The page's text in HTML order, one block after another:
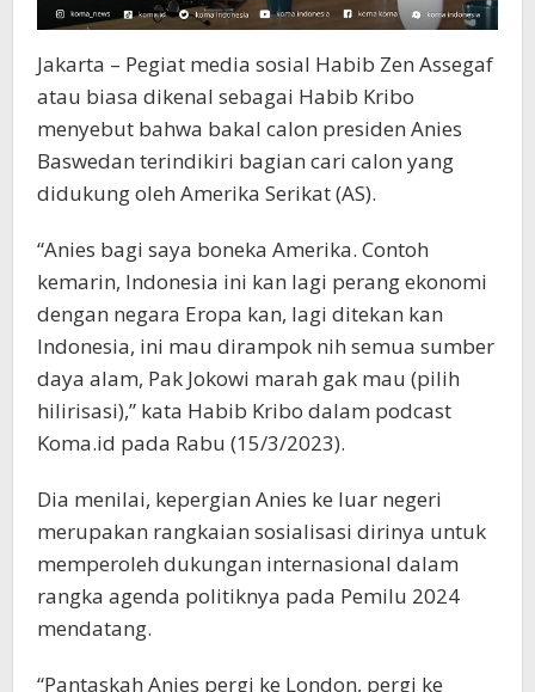
Jakarta – Pegiat media sosial Habib Zen Assegaf
atau biasa dikenal sebagai Habib Kribo
menyebut bahwa bakal calon presiden Anies
Baswedan terindikiri bagian cari calon yang
didukung oleh Amerika Serikat (AS).
“Anies bagi saya boneka Amerika. Contoh
kemarin, Indonesia ini kan lagi perang ekonomi
dengan negara Eropa kan, lagi ditekan kan
Indonesia, ini mau dirampok nih semua sumber
daya alam, Pak Jokowi marah gak mau (pilih
hilirisasi),” kata Habib Kribo dalam podcast
Koma.id pada Rabu (15/3/2023).
Dia menilai, kepergian Anies ke luar negeri
merupakan rangkaian sosialisasi dirinya untuk
memperoleh dukungan internasional dalam
rangka agenda politiknya pada Pemilu 2024
mendatang.
“Pantaskah Anies pergi ke London, pergi ke